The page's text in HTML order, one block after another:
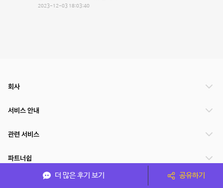
2023-12-03 18:03:40
더 많은 후기 보기 공유하기
회사
서비스 안내
관련 서비스
파트너쉽
서비스 제공 국가